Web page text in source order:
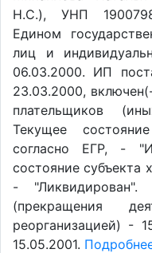
Н.С.), УНП
Едином
лиц и
06.03.2000. ИП
23.03.2000,
плательщиков
Текущее
согласно ЕГР, -
состояние субъекта
-
(прекращения
реорганизацией) -
15.05.2001.